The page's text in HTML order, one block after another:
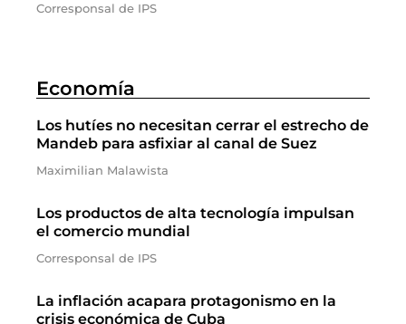
Corresponsal de IPS
Economía
Los hutíes no necesitan cerrar el estrecho de
Mandeb para asfixiar al canal de Suez
Maximilian Malawista
Los productos de alta tecnología impulsan
el comercio mundial
Corresponsal de IPS
La inflación acapara protagonismo en la
crisis económica de Cuba